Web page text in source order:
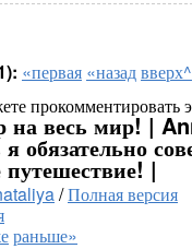
«первая «назадвверх^
прокомментировать
на весь мир! |
обязательно
путешествие! |
/Полная версия
раньше»